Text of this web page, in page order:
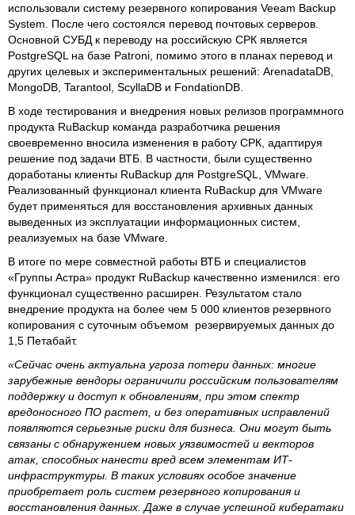
использовали систему резервного копирования Veeam Backup
System. После чего состоялся перевод почтовых серверов.
Основной СУБД к переводу на российскую СРК является
PostgreSQL на базе Patroni, помимо этого в планах перевод и
других целевых и экспериментальных решений: ArenadataDB,
MongoDB, Tarantool, ScyllaDB и FondationDB.
В ходе тестирования и внедрения новых релизов программного
продукта RuBackup команда разработчика решения
своевременно вносила изменения в работу СРК, адаптируя
решение под задачи ВТБ. В частности, были существенно
доработаны клиенты RuBackup для PostgreSQL, VMware.
Реализованный функционал клиента RuBackup для VMware
будет применяться для восстановления архивных данных
выведенных из эксплуатации информационных систем,
реализуемых на базе VMware.
В итоге по мере совместной работы ВТБ и специалистов
«Группы Астра» продукт RuBackup качественно изменился: его
функционал существенно расширен. Результатом стало
внедрение продукта на более чем 5 000 клиентов резервного
копирования с суточным объемом резервируемых данных до
1,5 Петабайт.
«Сейчас очень актуальна угроза потери данных: многие
зарубежные вендоры ограничили российским пользователям
поддержку и доступ к обновлениям, при этом спектр
вредоносного ПО растет, и без оперативных исправлений
появляются серьезные риски для бизнеса. Они могут быть
связаны с обнаружением новых уязвимостей и векторов
атак, способных нанести вред всем элементам ИТ-
инфраструктуры. В таких условиях особое значение
приобретает роль систем резервного копирования и
восстановления данных. Даже в случае успешной кибератаки